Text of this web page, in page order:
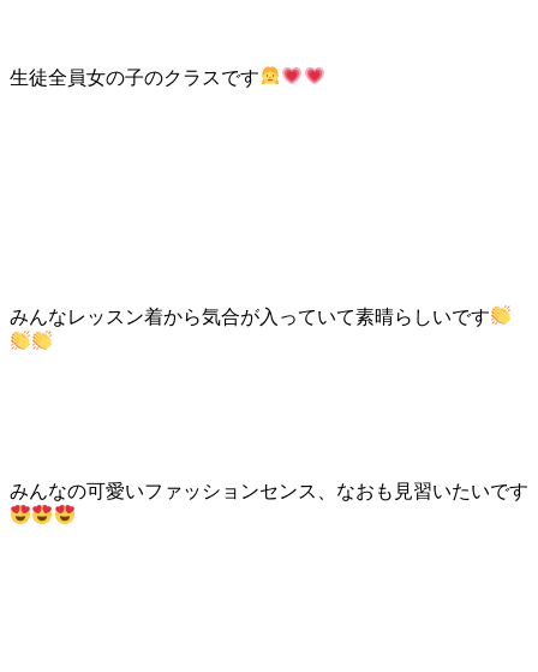
生徒全員女の子のクラスです
みんなレッスン着から気合が入っていて素晴らしいです
みんなの可愛いファッションセンス、なおも見習いたいです